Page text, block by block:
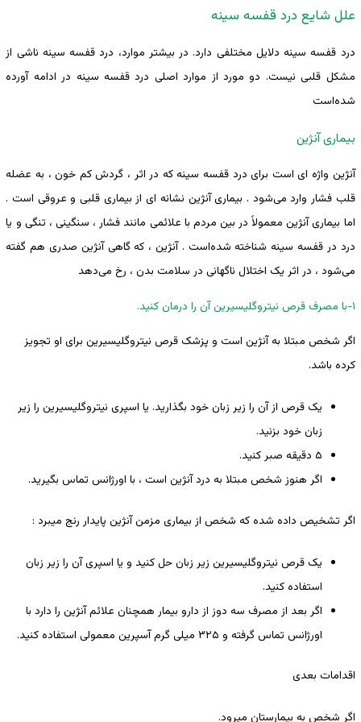
علل شایع درد قفسه سینه
درد قفسه سینه دلایل مختلفی دارد. در بیشتر موارد، درد قفسه سینه ناشی از
مشکل قلبی نیست. دو مورد از موارد اصلی درد قفسه سینه در ادامه آورده
‌شده‌است
بیماری آنژین
آنژین واژه ای است برای درد قفسه سینه که در اثر ، گردش کم خون ، به عضله
قلب فشار وارد می‌شود . بیماری آنژین نشانه ای از بیماری قلبی و عروقی است .
اما بیماری آنژین معمولاً در بین مردم با علائمی مانند فشار ، سنگینی ، تنگی و یا
درد در قفسه سینه شناخته ‌شده‌است . آنژین ، که گاهی آنژین صدری هم گفته
می‌شود ، در اثر یک اختلال ناگهانی در سلامت بدن ، رخ می‌دهد
۱-با مصرف قرص نیتروگلیسیرین آن را درمان کنید.
اگر شخص مبتلا به آنژین است و پزشک قرص نیتروگلیسیرین برای او تجویز
کرده باشد.
یک قرص از آن را زیر زبان خود بگذارید. یا اسپری نیتروگلیسیرین را زیر
زبان خود بزنید.
۵ دقیقه صبر کنید.
اگر هنوز شخص مبتلا به درد آنژین است ، با اورژانس تماس بگیرید.
اگر تشخیص داده شده که شخص از بیماری مزمن آنژین پایدار رنج میبرد :
یک قرص نیتروگلیسیرین زیر زبان حل کنید و یا اسپری آن را زیر زبان
استفاده کنید.
اگر بعد از مصرف سه دوز از دارو بیمار همچنان علائم آنژین را دارد با
اورژانس تماس گرفته و ۳۲۵ میلی گرم آسپرین معمولی استفاده کنید.
اقدامات بعدی
اگر شخص به بیمارستان میرود.